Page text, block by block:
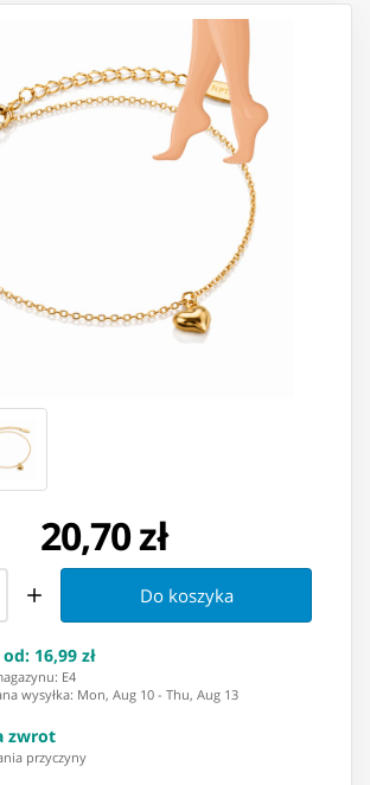
20,70 zł
Do koszyka
od: 16,99 zł
⁨E4⁩
wysyłka: Mon, Aug 10 - Thu, Aug 13
zwrot
przyczyny